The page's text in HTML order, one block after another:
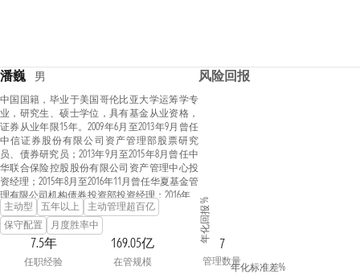
潘巍 男
中国国籍，毕业于美国哥伦比亚大学运筹学专
业，研究生、硕士学位，具有基金从业资格，
证券从业年限15年。2009年6月至2013年9月曾任
中信证券股份有限公司资产管理部股票研究
员、债券研究员；2013年9月至2015年8月曾任中
华联合保险控股股份有限公司资产管理中心投
资经理；2015年8月至2016年11月曾任华夏基金管
理有限公司机构债券投资部投资经理；2016年12
月至2022年3月曾任安信基金管理有限责任公司
固定收益部投资经理、基金经理。2022年3月加
入公司，现任固收投资二部总经理。
主动型 五年以上
主动管理超百亿
保守配置
月度胜率中
7.5年
任职经验
169.05亿
在管规模
7
管理数量
风险回报
年化回报 %
年化标准差%